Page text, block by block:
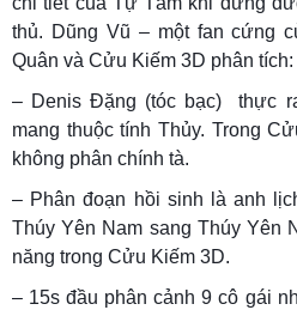
thủ. Dũng Vũ – một fan cứng
Quân và Cửu Kiếm 3D phân tích:
– Denis Đặng (tóc bạc) thực
mang thuộc tính Thủy. Trong
không phân chính tà.
– Phân đoạn hồi sinh là anh
Thúy Yên Nam sang Thúy Yên
năng trong Cửu Kiếm 3D.
– 15s đầu phân cảnh 9 cô gái